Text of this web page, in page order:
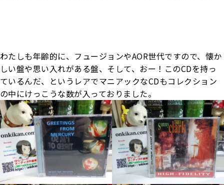
わたしも年齢的に、フュージョンやAOR世代ですので、懐か
しい盤や思い入れがある盤、そして、おー！このCDを持っ
ているんだ、というレアでマニアックなCDもコレクション
の中にけっこうな数が入っておりました。